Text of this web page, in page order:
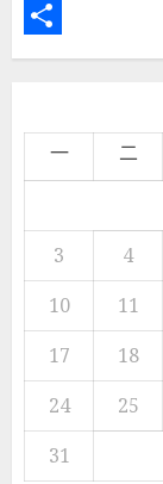
WeChat
分
一 二
3
4
10
11
17
18
24
25
31